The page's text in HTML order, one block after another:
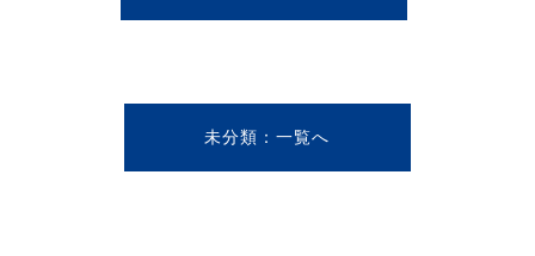
未分類